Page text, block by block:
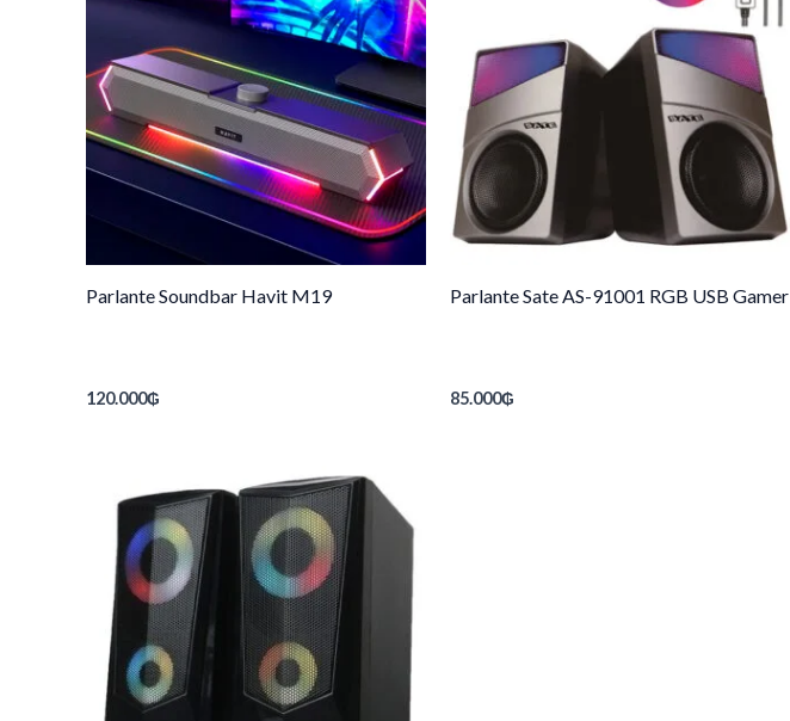
Parlante Soundbar Havit M19
120.000₲
Parlante Sate AS-91001 RGB USB Gamer
85.000₲